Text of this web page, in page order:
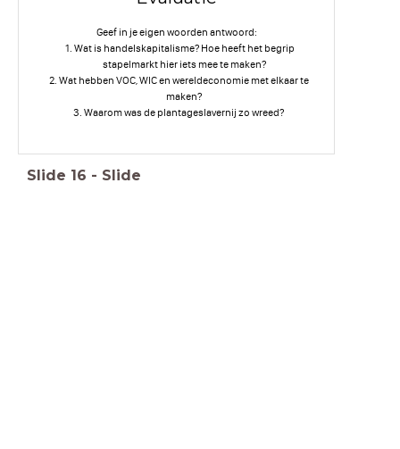
Geef in je eigen woorden antwoord:
Wat is handelskapitalisme? Hoe heeft het begrip
stapelmarkt hier iets mee te maken?
Wat hebben VOC, WIC en wereldeconomie met elkaar te
maken?
Waarom was de plantageslavernij zo wreed?
Slide 16 - Slide